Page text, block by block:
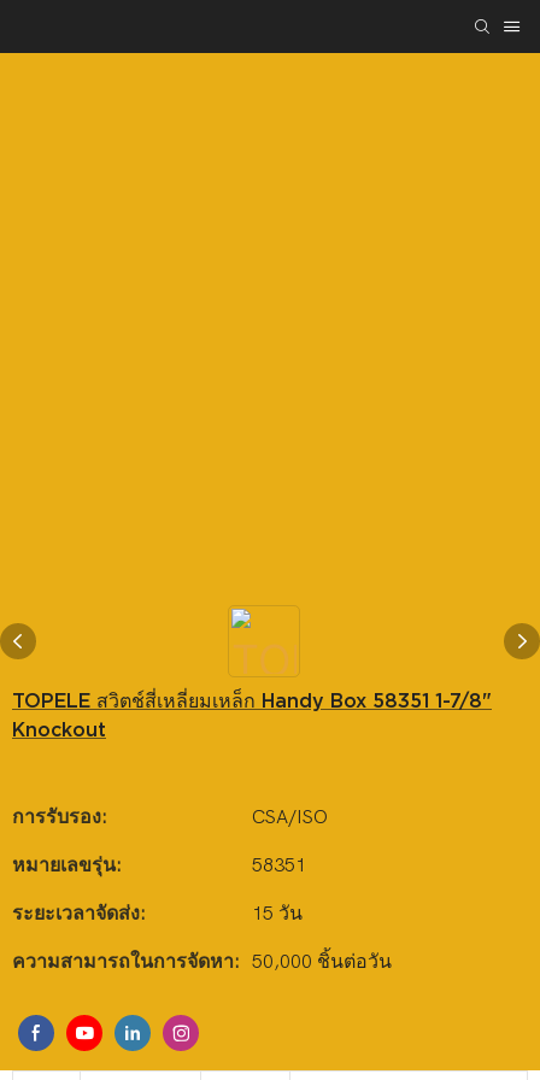
TOPELE สวิตช์สี่เหลี่ยมเหล็ก Handy Box 58351 1-7/8"
Knockout
การรับรอง: CSA/ISO
หมายเลขรุ่น: 58351
ระยะเวลาจัดส่ง: 15 วัน
ความสามารถในการจัดหา: 50,000 ชิ้นต่อวัน